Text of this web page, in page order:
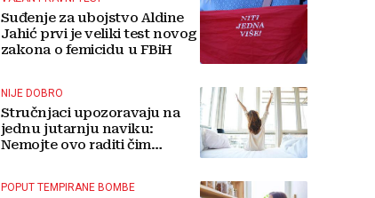
Suđenje za ubojstvo Aldine
Jahić prvi je veliki test novog
zakona o femicidu u FBiH
NIJE DOBRO
Stručnjaci upozoravaju na
jednu jutarnju naviku:
Nemojte ovo raditi čim
POPUT TEMPIRANE BOMBE